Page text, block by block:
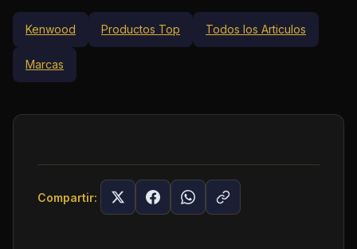
Kenwood Productos Top Todos los Articulos
Marcas
Compartir: